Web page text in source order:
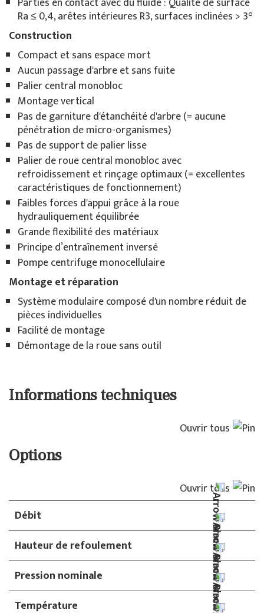
Ra ≤ 0,4, arêtes intérieures R3, surfaces inclinées > 3°
Construction
Compact et sans espace mort
Aucun passage d'arbre et sans fuite
Palier central monobloc
Montage vertical
Pas de garniture d'étanchéité d'arbre (= aucune
pénétration de micro-organismes)
Pas de support de palier lisse
Palier de roue central monobloc avec
refroidissement et rinçage optimaux (= excellentes
caractéristiques de fonctionnement)
Faibles forces d'appui grâce à la roue
hydrauliquement équilibrée
Grande flexibilité des matériaux
Principe d’entraînement inversé
Pompe centrifuge monocellulaire
Montage et réparation
Système modulaire composé d'un nombre réduit de
pièces individuelles
Facilité de montage
Démontage de la roue sans outil
Informations techniques
Ouvrir tous
Options
Ouvrir tous
Débit
Hauteur de refoulement
Pression nominale
Température